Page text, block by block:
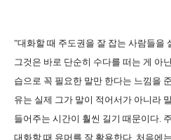
"대화할 때 주도권을 잘 잡는 사람들을
그것은 바로 단순히 수다를 떠는 게 아
습으로 꼭 필요한 말만 한다는 느낌을
유는 실제 그가 말이 적어서가 아니라
들어주는 시간이 훨씬 길기 때문이다.
대화할 때 유머를 잘 활용한다. 처음에